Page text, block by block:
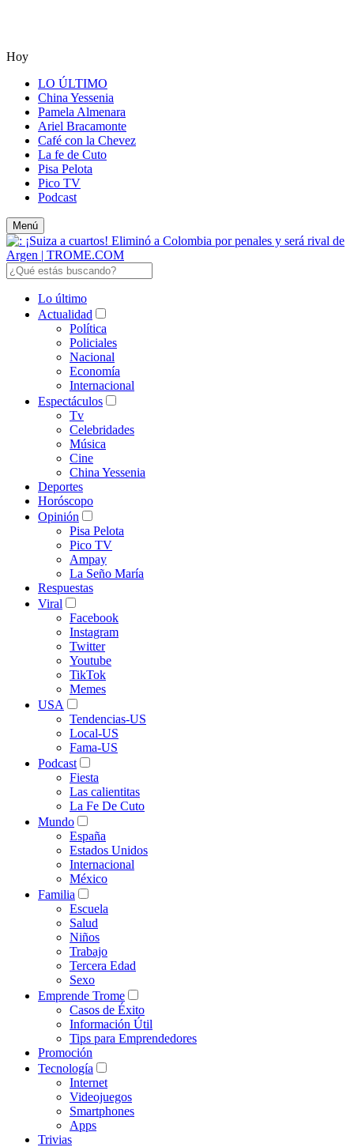
Hoy
LO ÚLTIMO
China Yessenia
Pamela Almenara
Ariel Bracamonte
Café con la Chevez
La fe de Cuto
Pisa Pelota
Pico TV
Podcast
Menú
Lo último
Actualidad
Política
Policiales
Nacional
Economía
Internacional
Espectáculos
Tv
Celebridades
Música
Cine
China Yessenia
Deportes
Horóscopo
Opinión
Pisa Pelota
Pico TV
Ampay
La Seño María
Respuestas
Viral
Facebook
Instagram
Twitter
Youtube
TikTok
Memes
USA
Tendencias-US
Local-US
Fama-US
Podcast
Fiesta
Las calientitas
La Fe De Cuto
Mundo
España
Estados Unidos
Internacional
México
Familia
Escuela
Salud
Niños
Trabajo
Tercera Edad
Sexo
Emprende Trome
Casos de Éxito
Información Útil
Tips para Emprendedores
Promoción
Tecnología
Internet
Videojuegos
Smartphones
Apps
Trivias